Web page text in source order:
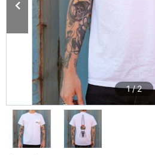
1/2